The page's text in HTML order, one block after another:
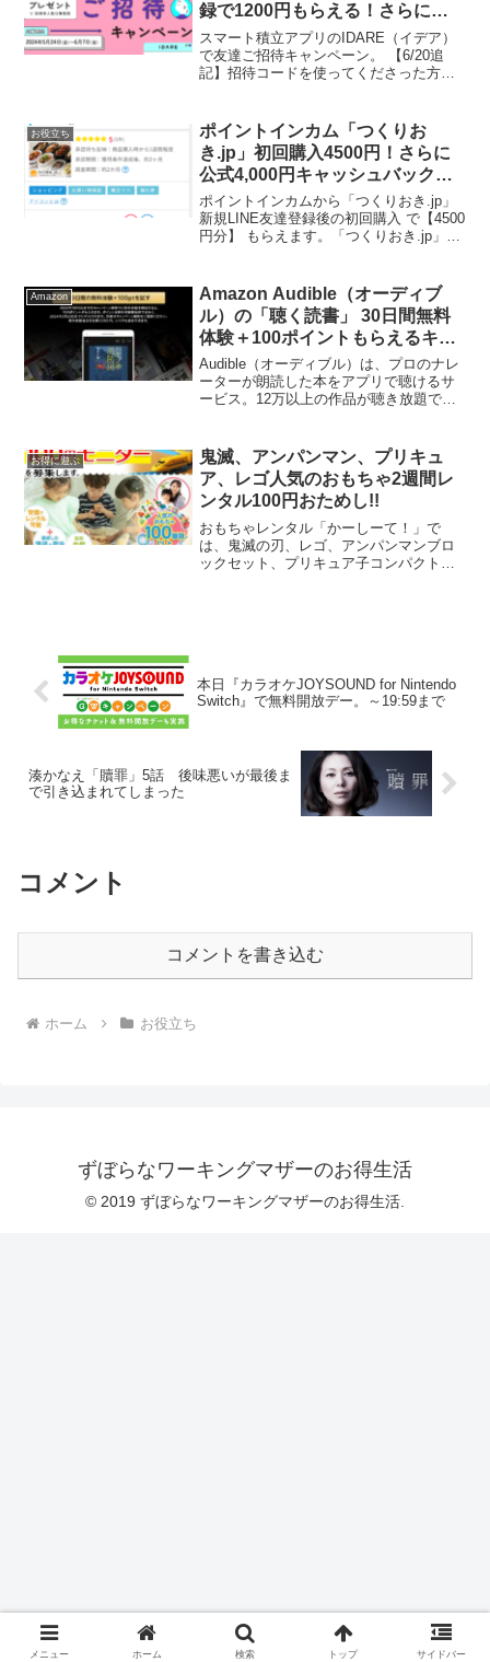
録で1200円もらえる！さらに
IDARE積立貯金応援キャンペーン
参加で500円もらえる
スマート積立アプリのIDARE（イデア）
で友達ご招待キャンペーン。 【6/20追
記】招待コードを使ってくださった方、
れていますので、確認してください。
IDARE...
お役立ち
ポイントインカム「つくりお
き.jp」初回購入4500円！さらに
公式4,000円キャッシュバック！
手作りおかず12人前が実質590円
～
ポイントインカムから「つくりおき.jp」
新規LINE友達登録後の初回購入 で【4500
円分】 もらえます。「つくりおき.jp」は
ポンコードは忘れず入れてね。通常4...
Amazon
Amazon Audible（オーディブ
ル）の「聴く読書」 30日間無料
体験＋100ポイントもらえるキャ
ンペーン中！（～1/10まで）
Audible（オーディブル）は、プロのナレ
ーターが朗読した本をアプリで聴けるサ
ービス。12万以上の作品が聴き放題で
ンペーンを実施中です！ポイントは...
お得に遊ぶ
鬼滅、アンパンマン、プリキュ
ア、レゴ人気のおもちゃ2週間レ
ンタル100円おためし!!
おもちゃレンタル「かーしーて！」で
は、鬼滅の刃、レゴ、アンパンマンブロ
ックセット、プリキュア子コンパクトな
本日『カラオケJOYSOUND for Nintendo
Switch』で無料開放デー。～19:59まで
湊かなえ「贖罪」5話 後味悪いが最後ま
で引き込まれてしまった
コメント
コメントを書き込む
ホーム お役立ち
ずぼらなワーキングマザーのお得生活
© 2019 ずぼらなワーキングマザーのお得生活.
メニュー ホーム 検索 トップ サイドバー